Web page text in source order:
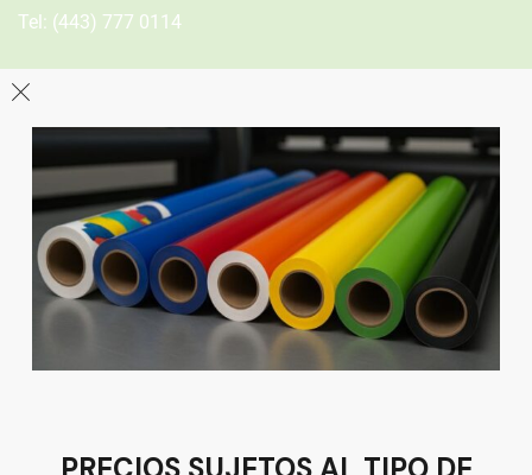
Tel: (443) 777 0114
León
Sucursal
Av del Astillero 129 Centro bodeguero Las Trojes León,
Guanajuato
Tel:(477) 776 8994